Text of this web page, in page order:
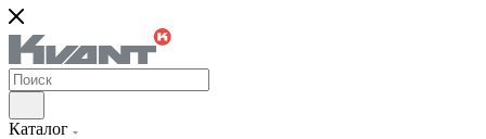
Каталог